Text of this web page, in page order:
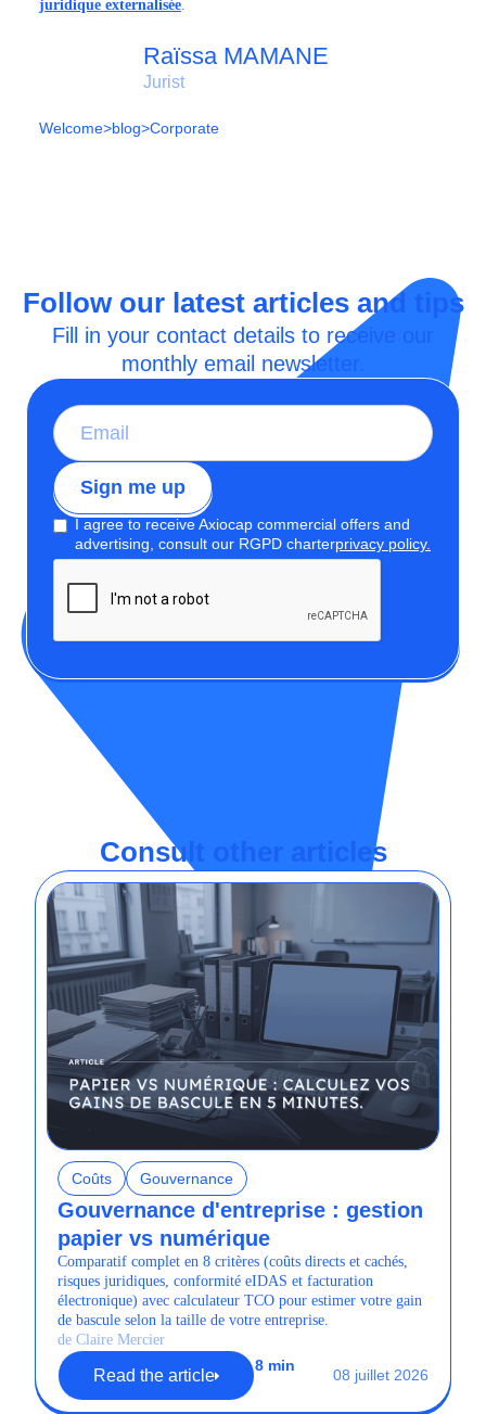
juridique externalisée.
Raïssa MAMANE
Jurist
Welcome>blog>Corporate
Follow our latest articles and tips
Fill in your contact details to receive our
monthly email newsletter.
I agree to receive Axiocap commercial offers and
advertising, consult our RGPD charterprivacy policy.
Consult other articles
Coûts Gouvernance
Gouvernance d'entreprise : gestion
papier vs numérique
Comparatif complet en 8 critères (coûts directs et cachés,
risques juridiques, conformité eIDAS et facturation
électronique) avec calculateur TCO pour estimer votre gain
de bascule selon la taille de votre entreprise.
de Claire Mercier
Read the article
8 min
08 juillet 2026